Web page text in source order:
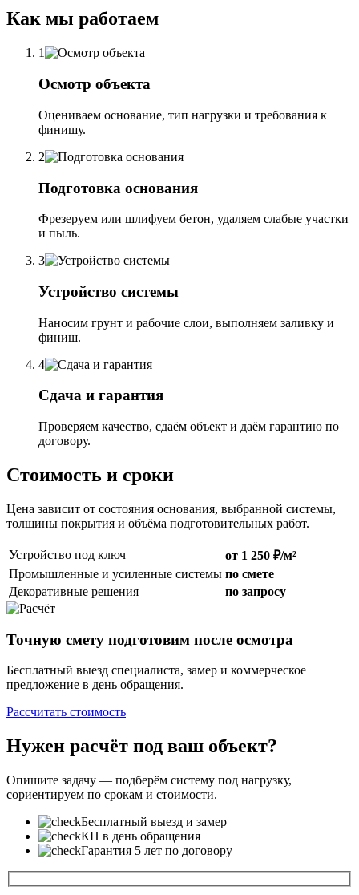
Как мы работаем
1
Осмотр объекта
Оцениваем основание, тип нагрузки и требования к
финишу.
2
Подготовка основания
Фрезеруем или шлифуем бетон, удаляем слабые участки
и пыль.
3
Устройство системы
Наносим грунт и рабочие слои, выполняем заливку и
финиш.
4
Сдача и гарантия
Проверяем качество, сдаём объект и даём гарантию по
договору.
Стоимость и сроки
Цена зависит от состояния основания, выбранной системы,
толщины покрытия и объёма подготовительных работ.
Устройство под ключ
от 1 250 ₽/м²
Промышленные и усиленные системы по смете
Декоративные решения
по запросу
Точную смету подготовим после осмотра
Бесплатный выезд специалиста, замер и коммерческое
предложение в день обращения.
Рассчитать стоимость
Нужен расчёт под ваш объект?
Опишите задачу — подберём систему под нагрузку,
сориентируем по срокам и стоимости.
Бесплатный выезд и замер
КП в день обращения
Гарантия 5 лет по договору